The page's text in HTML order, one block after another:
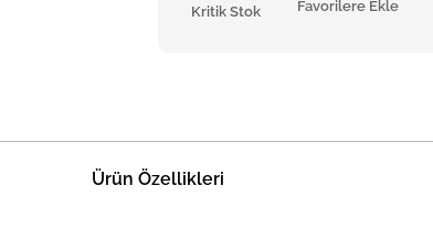
Kritik Stok Favorilere Ekle
Ürün Özellikleri